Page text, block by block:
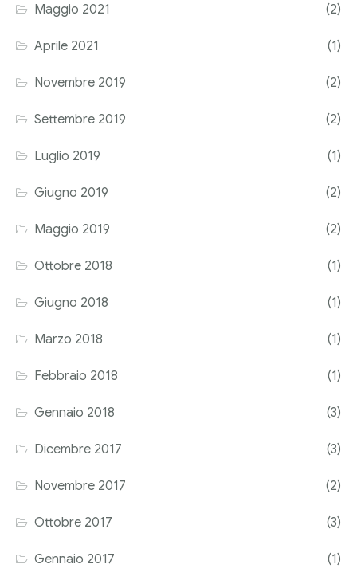
Maggio 2021 (2)
Aprile 2021 (1)
Novembre 2019 (2)
Settembre 2019 (2)
Luglio 2019 (1)
Giugno 2019 (2)
Maggio 2019 (2)
Ottobre 2018 (1)
Giugno 2018 (1)
Marzo 2018 (1)
Febbraio 2018 (1)
Gennaio 2018 (3)
Dicembre 2017 (3)
Novembre 2017 (2)
Ottobre 2017 (3)
Gennaio 2017 (1)